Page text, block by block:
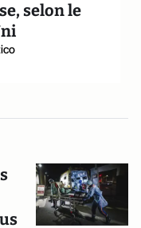
selon le